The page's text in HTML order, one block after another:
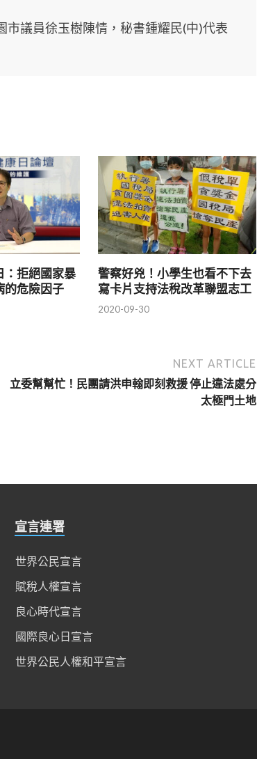
議員徐玉樹陳情，秘書鍾耀民(中)代表
：拒絕國家暴
的危險因子
警察好兇！小學生也看不下去
寫卡片支持法稅改革聯盟志工
2020-09-30
NEXT ARTICLE
立委幫幫忙！民團請洪申翰即刻救援 停止違法處分
太極門土地
宣言連署
世界公民宣言
賦稅人權宣言
良心時代宣言
國際良心日宣言
世界公民人權和平宣言